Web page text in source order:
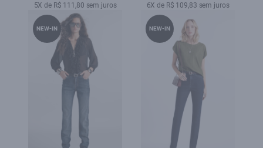
5X de R$ 111,80 sem juros 6X de R$ 109,83 sem juros
NEW-IN NEW-IN